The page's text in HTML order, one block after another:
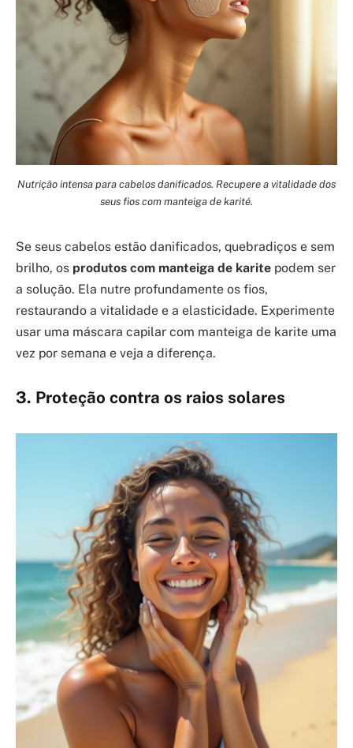
Nutrição intensa para cabelos danificados. Recupere a vitalidade dos
seus fios com manteiga de karité.
Se seus cabelos estão danificados, quebradiços e sem
brilho, os produtos com manteiga de karite podem ser
a solução. Ela nutre profundamente os fios,
restaurando a vitalidade e a elasticidade. Experimente
usar uma máscara capilar com manteiga de karite uma
vez por semana e veja a diferença.
3. Proteção contra os raios solares